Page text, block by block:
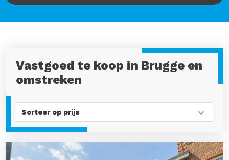
Vastgoed te koop in Brugge en
omstreken